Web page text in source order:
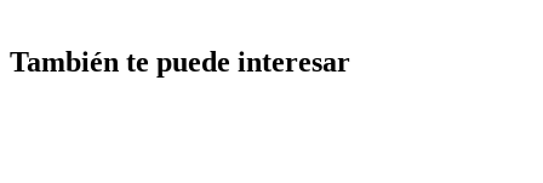
También te puede interesar